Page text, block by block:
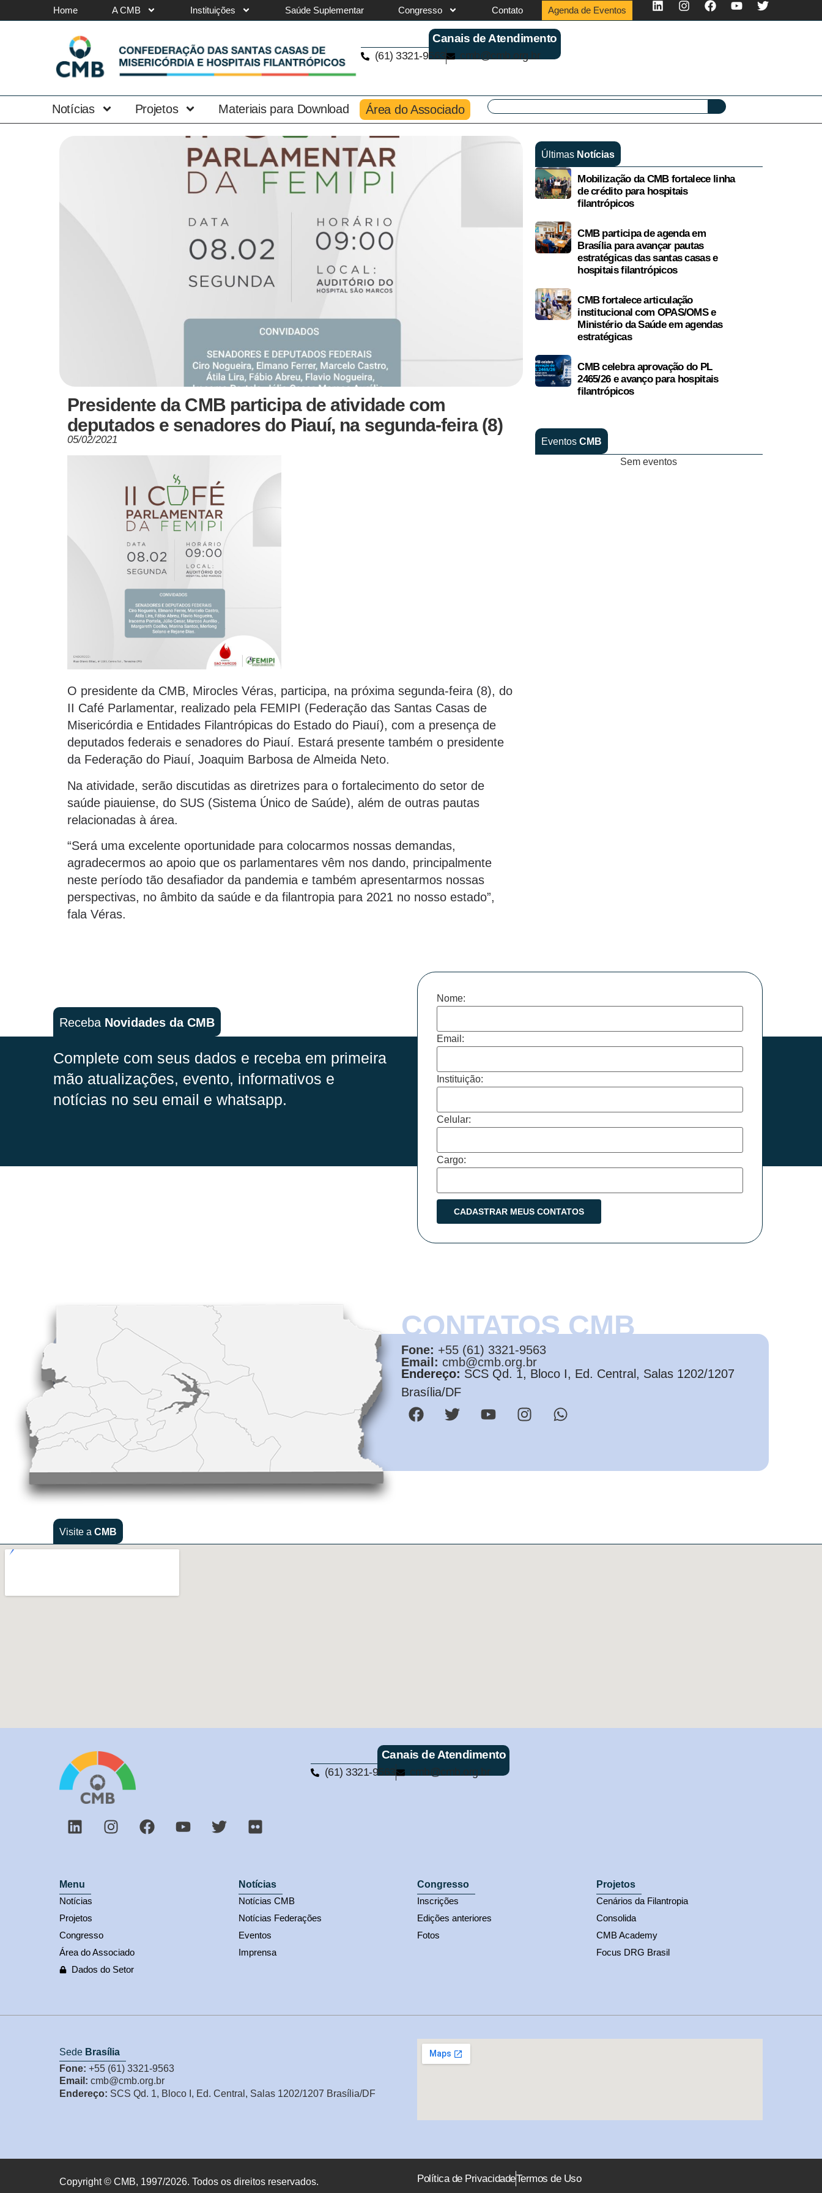
Home A CMB Instituições Saúde Suplementar Congresso Contato Agenda de Eventos
Canais de Atendimento
(61) 3321-9563 cmb@cmb.org.br
Notícias Projetos Materiais para Download Área do Associado
Presidente da CMB participa de atividade com
deputados e senadores do Piauí, na segunda-feira (8)
05/02/2021
O presidente da CMB, Mirocles Véras, participa, na próxima segunda-feira (8), do
II Café Parlamentar, realizado pela FEMIPI (Federação das Santas Casas de
Misericórdia e Entidades Filantrópicas do Estado do Piauí), com a presença de
deputados federais e senadores do Piauí. Estará presente também o presidente
da Federação do Piauí, Joaquim Barbosa de Almeida Neto.
Na atividade, serão discutidas as diretrizes para o fortalecimento do setor de
saúde piauiense, do SUS (Sistema Único de Saúde), além de outras pautas
relacionadas à área.
“Será uma excelente oportunidade para colocarmos nossas demandas,
agradecermos ao apoio que os parlamentares vêm nos dando, principalmente
neste período tão desafiador da pandemia e também apresentarmos nossas
perspectivas, no âmbito da saúde e da filantropia para 2021 no nosso estado”,
fala Véras.
Últimas Notícias
Mobilização da CMB fortalece linha
de crédito para hospitais
filantrópicos
CMB participa de agenda em
Brasília para avançar pautas
estratégicas das santas casas e
hospitais filantrópicos
CMB fortalece articulação
institucional com OPAS/OMS e
Ministério da Saúde em agendas
estratégicas
CMB celebra aprovação do PL
2465/26 e avanço para hospitais
filantrópicos
Eventos CMB
Sem eventos
Receba Novidades da CMB
Complete com seus dados e receba em primeira
mão atualizações, evento, informativos e
notícias no seu email e whatsapp.
Nome:
Email:
Instituição:
Celular:
Cargo:
CONTATOS CMB
Fone: +55 (61) 3321-9563
Email: cmb@cmb.org.br
Endereço: SCS Qd. 1, Bloco I, Ed. Central, Salas 1202/1207
Brasília/DF
Visite a CMB
Canais de Atendimento
(61) 3321-9563 cmb@cmb.org.br
Menu
Notícias
Projetos
Congresso
Área do Associado
Dados do Setor
Notícias
Notícias CMB
Notícias Federações
Eventos
Imprensa
Congresso
Inscrições
Edições anteriores
Fotos
Projetos
Cenários da Filantropia
Consolida
CMB Academy
Focus DRG Brasil
Sede Brasília
Fone: +55 (61) 3321-9563
Email: cmb@cmb.org.br
Endereço: SCS Qd. 1, Bloco I, Ed. Central, Salas 1202/1207 Brasília/DF
Copyright © CMB, 1997/2026. Todos os direitos reservados. Política de PrivacidadeTermos de Uso